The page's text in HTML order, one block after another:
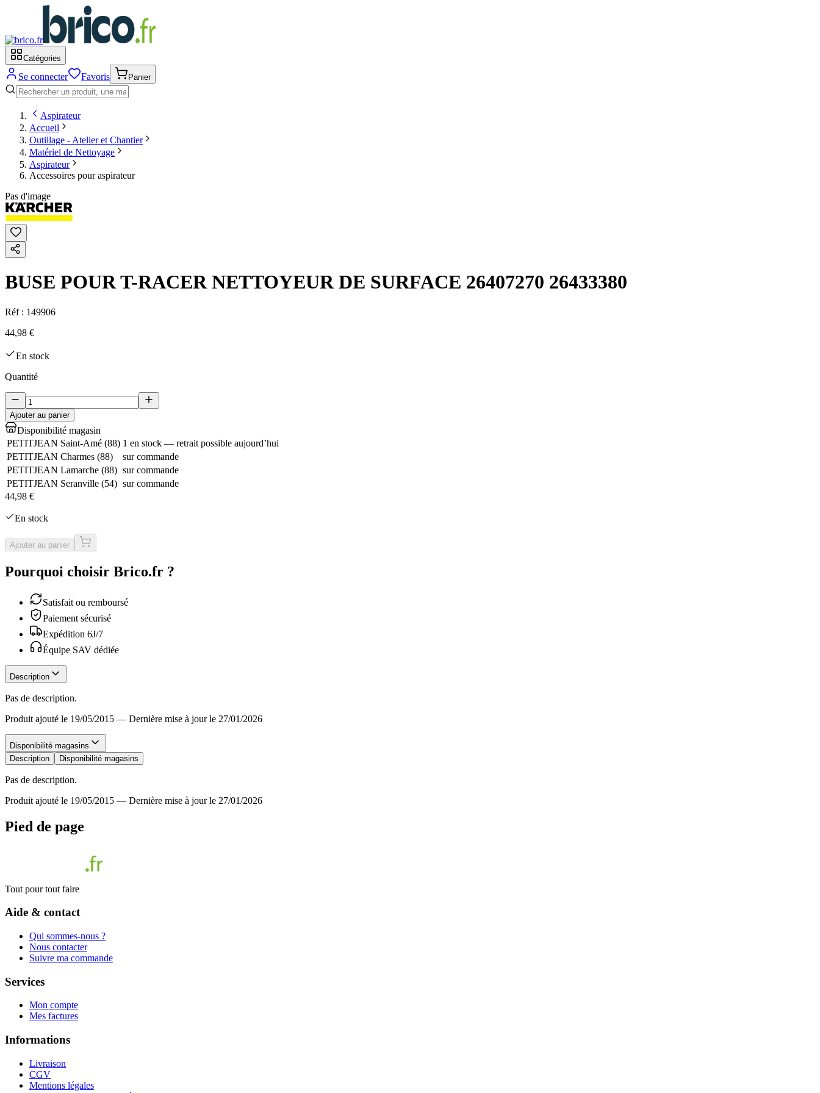
Catégories
Se connecter Favoris Panier
Aspirateur
Accueil
Outillage - Atelier et Chantier
Matériel de Nettoyage
Aspirateur
Accessoires pour aspirateur
Pas d'image
BUSE POUR T-RACER NETTOYEUR DE SURFACE 26407270 26433380
Réf : 149906
44,98 €
En stock
Quantité
Ajouter au panier
Disponibilité magasin
PETITJEAN Saint-Amé (88) 1 en stock — retrait possible aujourd’hui
PETITJEAN Charmes (88)
sur commande
PETITJEAN Lamarche (88) sur commande
PETITJEAN Seranville (54) sur commande
44,98 €
En stock
Ajouter au panier
Pourquoi choisir Brico.fr ?
Satisfait ou remboursé
Paiement sécurisé
Expédition 6J/7
Équipe SAV dédiée
Description
Pas de description.
Produit ajouté le 19/05/2015 — Dernière mise à jour le 27/01/2026
Disponibilité magasins
Description
Disponibilité magasins
Pas de description.
Produit ajouté le 19/05/2015 — Dernière mise à jour le 27/01/2026
Pied de page
Tout pour tout faire
Aide & contact
Qui sommes-nous ?
Nous contacter
Suivre ma commande
Services
Mon compte
Mes factures
Informations
Livraison
CGV
Mentions légales